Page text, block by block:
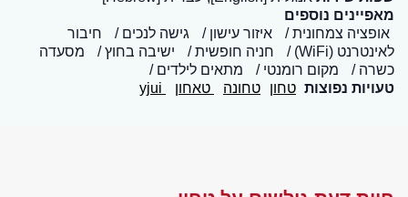
מאפיינים נוספים
אופציה צמחונית
איזור עישון גישה לנכים
חיבור
לאינטרנט (WiFi)
חניה חופשית ישיבה בחוץ
מסעדה
כשרה
מקום רומנטי
מתאים לילדים
טעויות נפוצות טחון טחונה טאחון